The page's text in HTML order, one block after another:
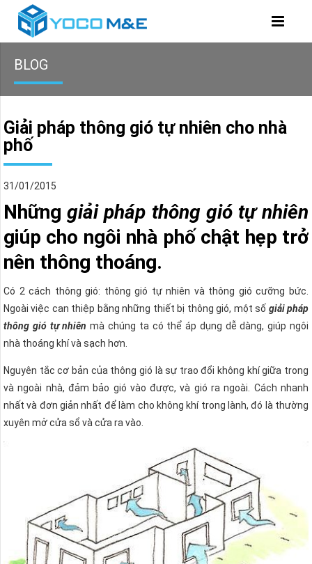
BLOG
Giải pháp thông gió tự nhiên cho nhà
phố
31/01/2015
Nhữnggiải pháp thông gió tự nhiên
giúp cho ngôi nhà phố chật hẹp trở
nên thông thoáng.
Có 2 cách thông gió: thông gió tự nhiên và thông gió cưỡng bức.
Ngoài việc can thiệp bằng những thiết bị thông gió, một số giải pháp
thông gió tự nhiên mà chúng ta có thể áp dụng dễ dàng, giúp ngôi
nhà thoáng khí và sạch hơn.
Nguyên tắc cơ bản của thông gió là sự trao đổi không khí giữa trong
và ngoài nhà, đảm bảo gió vào được, và gió ra ngoài. Cách nhanh
nhất và đơn giản nhất để làm cho không khí trong lành, đó là thường
xuyên mở cửa sổ và cửa ra vào.